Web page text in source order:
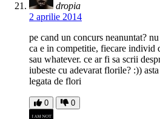
dropia
2 aprilie 2014
pe cand un concurs neanuntat?
ca e in competitie, fiecare individ
sau whatever. ce ar fi sa scrii
iubeste cu adevarat florile? :))
legata de flori
0 0